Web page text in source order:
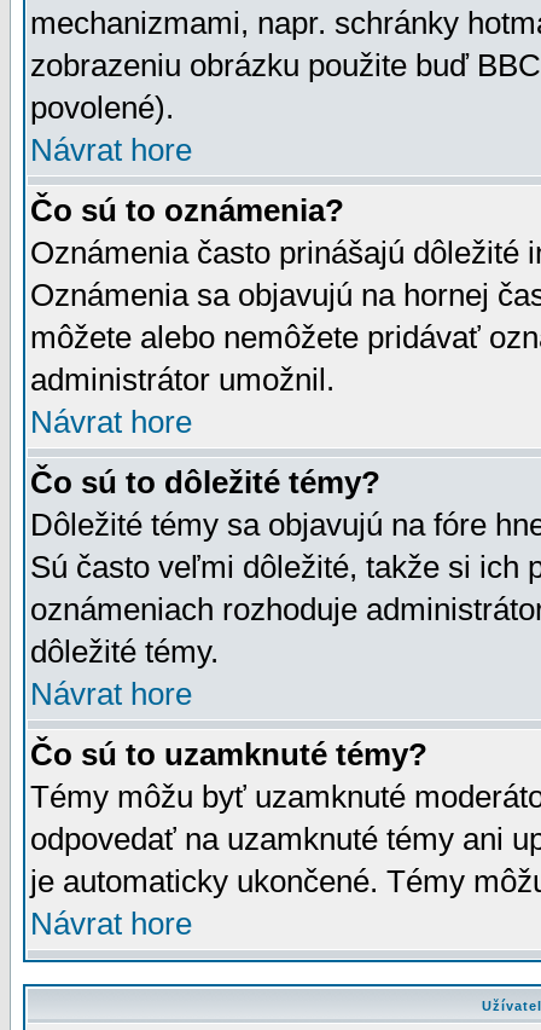
mechanizmami, napr. schránky
zobrazeniu obrázku použite buď
povolené).
Návrat hore
Čo sú to oznámenia?
Oznámenia často prinášajú dôležité
Oznámenia sa objavujú na hornej
môžete alebo nemôžete pridávať
administrátor umožnil.
Návrat hore
Čo sú to dôležité témy?
Dôležité témy sa objavujú na fóre
Sú často veľmi dôležité, takže si ich
oznámeniach rozhoduje
dôležité témy.
Návrat hore
Čo sú to uzamknuté témy?
Témy môžu byť uzamknuté
odpovedať na uzamknuté témy ani
je automaticky ukončené. Témy
Návrat hore